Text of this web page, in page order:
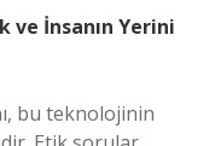
ve İnsanın Yerini
bu teknolojinin